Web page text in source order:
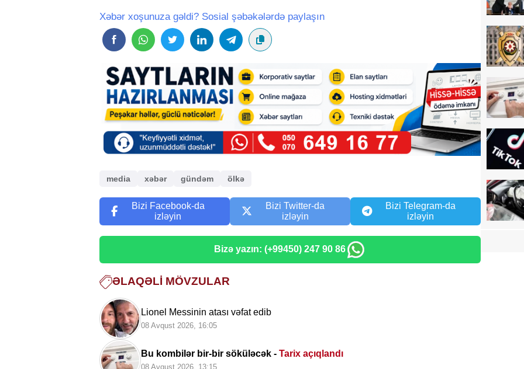
Xəbər xoşunuza gəldi? Sosial şəbəkələrdə paylaşın
media xəbər gündəm ölkə
Bizi Facebook-da
izləyin
Bizi Twitter-da
izləyin
Bizi Telegram-da
izləyin
Bizə yazın: (+99450) 247 90 86
ƏLAQƏLI MÖVZULAR
Lionel Messinin atası vəfat edib
08 Avqust 2026, 16:05
Bu kombilər bir-bir söküləcək -Tarix açıqlandı
08 Avqust 2026, 13:15